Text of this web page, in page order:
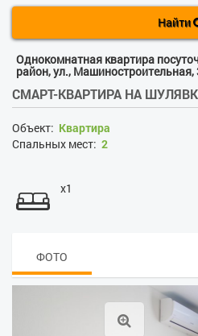
Найти
Однокомнатная квартира
район, ул., Машиностроительная,
СМАРТ-КВАРТИРА НА
Объект: Квартира
Спальных мест: 2
x1
ФОТО